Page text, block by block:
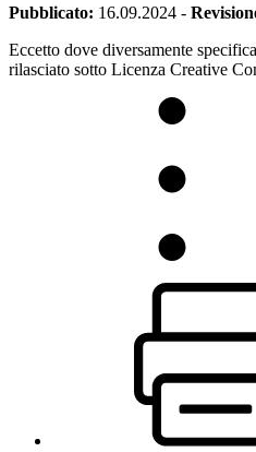
Pubblicato: 16.09.2024 -
Eccetto dove diversamente
rilasciato sotto Licenza Creative